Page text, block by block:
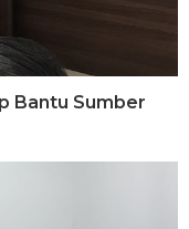
Bantu Sumber